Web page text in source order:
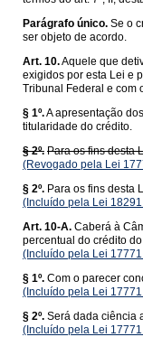
Parágrafo único. Se o
ser objeto de acordo.
Art. 10.Aquele que
exigidos por esta Lei e
Tribunal Federal e com
§ 1º.A apresentação
titularidade do crédito.
§ 2º. Para os fins desta
(Revogado pela Lei
§ 2º. Para os fins desta
(Incluído pela Lei
Art. 10-A. Caberá à
percentual do crédito
(Incluído pela Lei
§ 1º. Com o parecer
(Incluído pela Lei
§ 2º. Será dada ciência
(Incluído pela Lei